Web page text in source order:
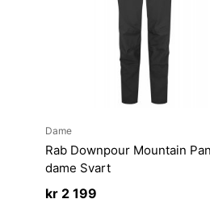
Dame
Rab Downpour Mountain
dame Svart
kr2 199